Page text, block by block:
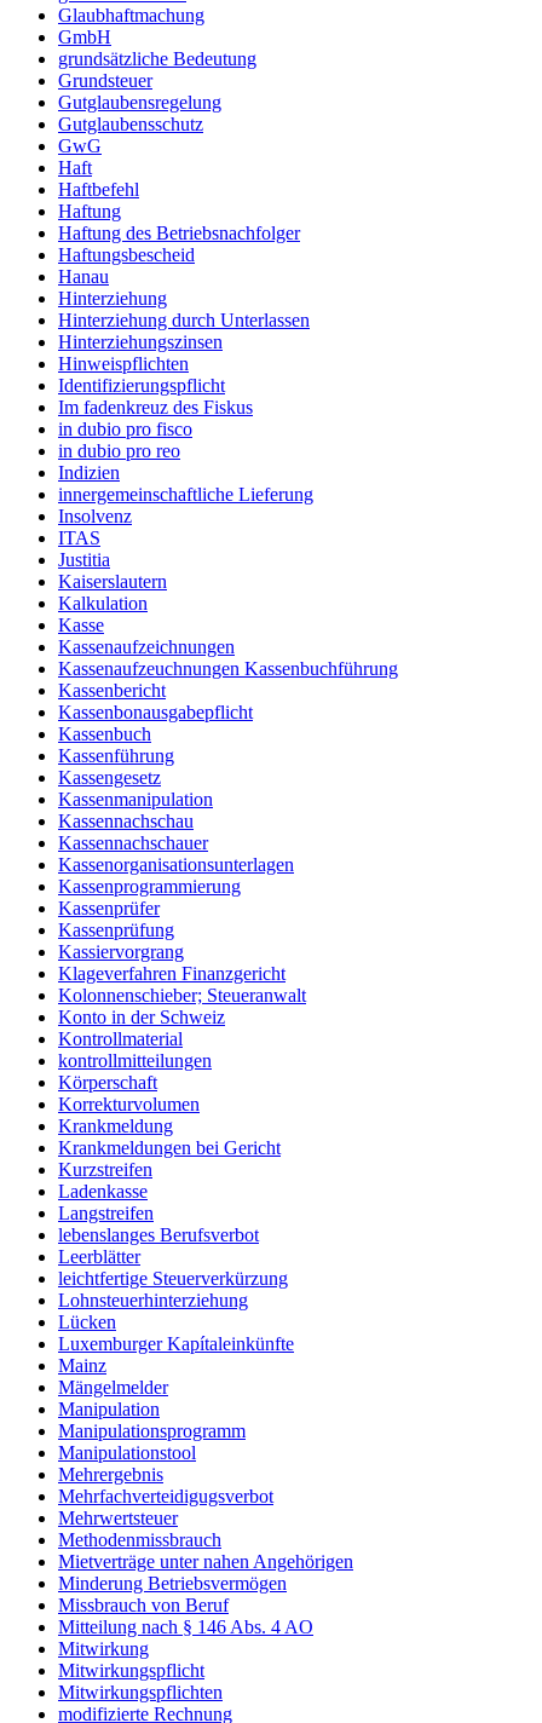
Glaubhaftmachung
GmbH
grundsätzliche Bedeutung
Grundsteuer
Gutglaubensregelung
Gutglaubensschutz
GwG
Haft
Haftbefehl
Haftung
Haftung des Betriebsnachfolger
Haftungsbescheid
Hanau
Hinterziehung
Hinterziehung durch Unterlassen
Hinterziehungszinsen
Hinweispflichten
Identifizierungspflicht
Im fadenkreuz des Fiskus
in dubio pro fisco
in dubio pro reo
Indizien
innergemeinschaftliche Lieferung
Insolvenz
ITAS
Justitia
Kaiserslautern
Kalkulation
Kasse
Kassenaufzeichnungen
Kassenaufzeuchnungen Kassenbuchführung
Kassenbericht
Kassenbonausgabepflicht
Kassenbuch
Kassenführung
Kassengesetz
Kassenmanipulation
Kassennachschau
Kassennachschauer
Kassenorganisationsunterlagen
Kassenprogrammierung
Kassenprüfer
Kassenprüfung
Kassiervorgrang
Klageverfahren Finanzgericht
Kolonnenschieber; Steueranwalt
Konto in der Schweiz
Kontrollmaterial
kontrollmitteilungen
Körperschaft
Korrekturvolumen
Krankmeldung
Krankmeldungen bei Gericht
Kurzstreifen
Ladenkasse
Langstreifen
lebenslanges Berufsverbot
Leerblätter
leichtfertige Steuerverkürzung
Lohnsteuerhinterziehung
Lücken
Luxemburger Kapítaleinkünfte
Mainz
Mängelmelder
Manipulation
Manipulationsprogramm
Manipulationstool
Mehrergebnis
Mehrfachverteidigugsverbot
Mehrwertsteuer
Methodenmissbrauch
Mietverträge unter nahen Angehörigen
Minderung Betriebsvermögen
Missbrauch von Beruf
Mitteilung nach § 146 Abs. 4 AO
Mitwirkung
Mitwirkungspflicht
Mitwirkungspflichten
modifizierte Rechnung